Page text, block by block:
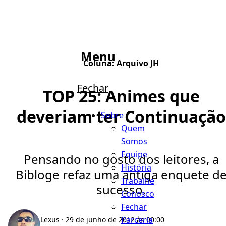
Menu
Fechar
Sobre
Quem
Somos
Equipe
História
Trabalhe
Conosco
Fechar
Parceria
Coluna:Arquivo JH
TOP 25: Animes que
deveriam ter Continuação
Pensando no gosto dos leitores, a
Bibloge refaz uma antiga enquete
sucesso.
Lexus · 29 de junho de 2012 às 00:00